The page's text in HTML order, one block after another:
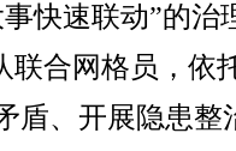
快速联动”的治
联合网格员，依
盾、开展隐患整